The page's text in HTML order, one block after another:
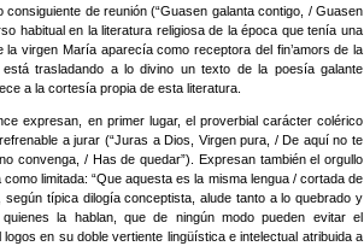
de reunión (“Guasen galanta contigo, / Guasen
habitual en la literatura religiosa de la época que tenía una
la virgen María aparecía como receptora del fin’amors de la
trasladando a lo divino un texto de la poesía galante
a la cortesía propia de esta literatura.
expresan, en primer lugar, el proverbial carácter colérico
a jurar (“Juras a Dios, Virgen pura, / De aquí no te
convenga, / Has de quedar”). Expresan también el orgullo
limitada: “Que aquesta es la misma lengua / cortada de
según típica dilogía conceptista, alude tanto a lo quebrado y
la hablan, que de ningún modo pueden evitar el
en su doble vertiente lingüística e intelectual atribuida a